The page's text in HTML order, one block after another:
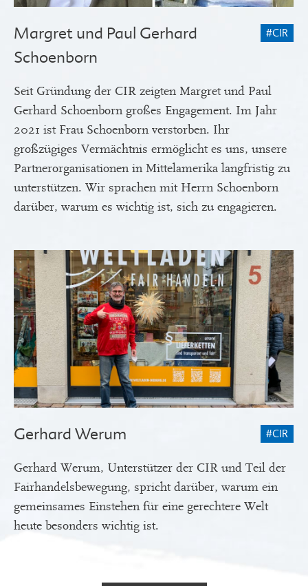
#CIR
Margret und Paul Gerhard
Schoenborn
Seit Gründung der CIR zeigten Margret und Paul
Gerhard Schoenborn großes Engagement. Im Jahr
2021 ist Frau Schoenborn verstorben. Ihr
großzügiges Vermächtnis ermöglicht es uns, unsere
Partnerorganisationen in Mittelamerika langfristig zu
unterstützen. Wir sprachen mit Herrn Schoenborn
darüber, warum es wichtig ist, sich zu engagieren.
#CIR
Gerhard Werum
Gerhard Werum, Unterstützer der CIR und Teil der
Fairhandelsbewegung, spricht darüber, warum ein
gemeinsames Einstehen für eine gerechtere Welt
heute besonders wichtig ist.